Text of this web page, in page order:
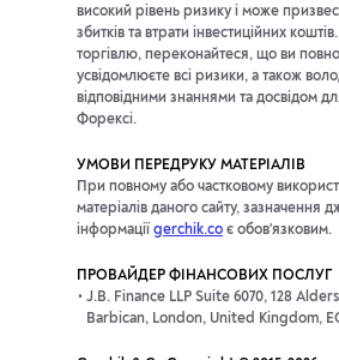
високий рівень ризику і може
збитків та втрати інвестиційних
торгівлю, переконайтеся, що ви
усвідомлюєте всі ризики, а також
відповідними знаннями та досвідом
Форексі.
УМОВИ ПЕРЕДРУКУ МАТЕРІАЛІВ
При повному або частковому
матеріалів даного сайту, зазначення
інформації gerchik.co є обов'язковим.
ПРОВАЙДЕР ФІНАНСОВИХ ПОСЛУГ
J.B. Finance LLP Suite 6070, 128
Barbican, London, United Kingdom,